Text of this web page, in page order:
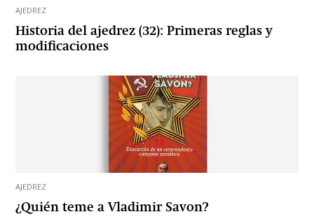
AJEDREZ
Historia del ajedrez (32): Primeras reglas y
modificaciones
AJEDREZ
¿Quién teme a Vladimir Savon?